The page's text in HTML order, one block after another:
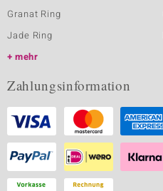
Granat Ring
Jade Ring
mehr
Zahlungsinformation